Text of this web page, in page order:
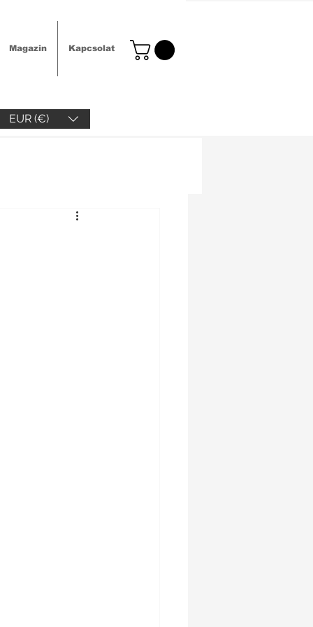
Magazin Kapcsolat
EUR (€)